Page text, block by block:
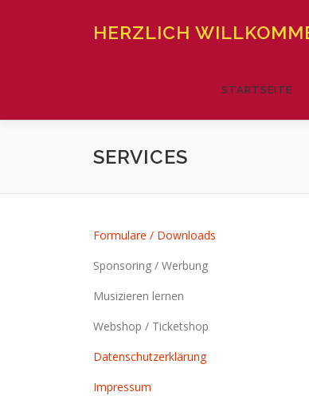
HERZLICH
STARTSEITE
SERVICES
Formulare / Downloads
Sponsoring / Werbung
Musizieren lernen
Webshop / Ticketshop
Datenschutzerklärung
Impressum